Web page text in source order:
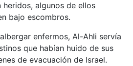
algunos de ellos
bajo escombros.
enfermos, Al-Ahli servía
que habían huido de sus
de evacuación de Israel.